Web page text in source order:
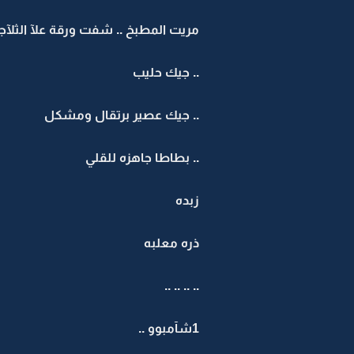
مريت المطبخ .. شفت ورقة علآ
..‏ جيك حليب
..‏ جيك عصير برتقال ومشكل
..‏ بطاطا جاهزه للقلي
زبده
ذره معلبه
..‏ ‏.. .. ..
1شآمبوو ..